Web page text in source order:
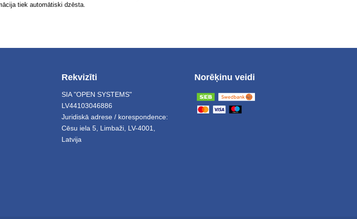
tiek automātiski dzēsta.
Rekvizīti
SIA "OPEN SYSTEMS"
LV44103046886
Juridiskā adrese / korespondence:
Cēsu iela 5 Limbaži LV-4001,
Latvija
Norēķinu veidi